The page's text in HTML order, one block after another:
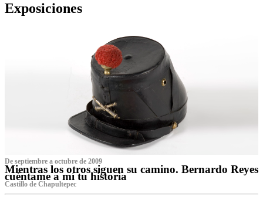
Exposiciones
De septiembre a octubre de 2009
Mientras los otros siguen su camino. Bernardo Reyes
cuéntame a mí tu historia
Castillo de Chapultepec